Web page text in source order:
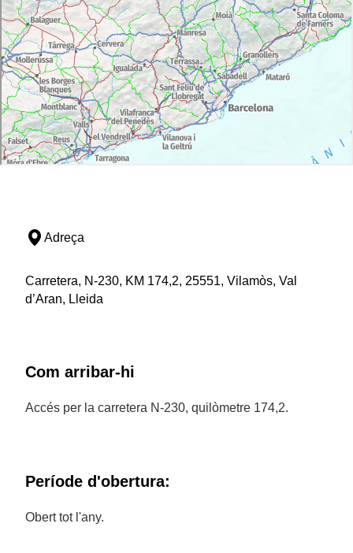
Adreça
Carretera, N-230, KM 174,2, 25551, Vilamòs, Val
d’Aran, Lleida
Com arribar-hi
Accés per la carretera N-230, quilòmetre 174,2.
Període d'obertura:
Obert tot l'any.